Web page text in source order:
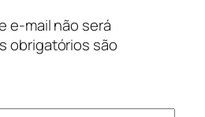
e-mail não será
obrigatórios são